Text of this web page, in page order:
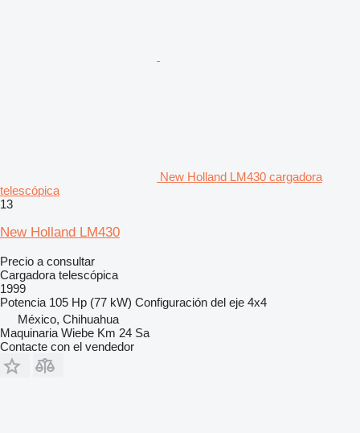
New Holland LM430 cargadora
telescópica
13
New Holland LM430
Precio a consultar
Cargadora telescópica
1999
Potencia 105 Hp (77 kW) Configuración del eje 4x4
México, Chihuahua
Maquinaria Wiebe Km 24 Sa
Contacte con el vendedor